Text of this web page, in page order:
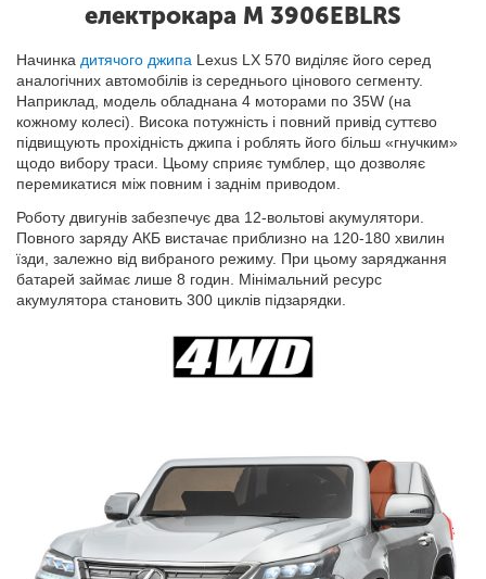
електрокара M 3906EBLRS
Начинка дитячого джипа Lexus LX 570 виділяє його серед
аналогічних автомобілів із середнього цінового сегменту.
Наприклад, модель обладнана 4 моторами по 35W (на
кожному колесі). Висока потужність і повний привід суттєво
підвищують прохідність джипа і роблять його більш «гнучким»
щодо вибору траси. Цьому сприяє тумблер, що дозволяє
перемикатися між повним і заднім приводом.
Роботу двигунів забезпечує два 12-вольтові акумулятори.
Повного заряду АКБ вистачає приблизно на 120-180 хвилин
їзди, залежно від вибраного режиму. При цьому заряджання
батарей займає лише 8 годин. Мінімальний ресурс
акумулятора становить 300 циклів підзарядки.